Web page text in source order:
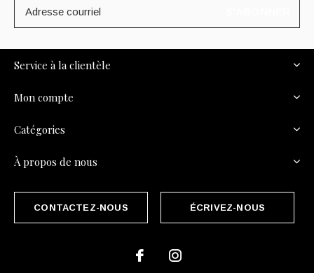
Service à la clientèle
Mon compte
Catégories
À propos de nous
CONTACTEZ-NOUS ÉCRIVEZ-NOUS